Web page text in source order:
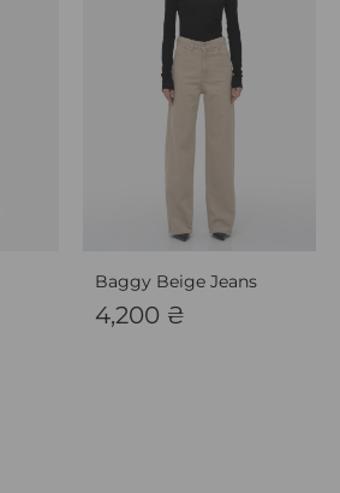
Baggy Beige Jeans
4,200 ₴